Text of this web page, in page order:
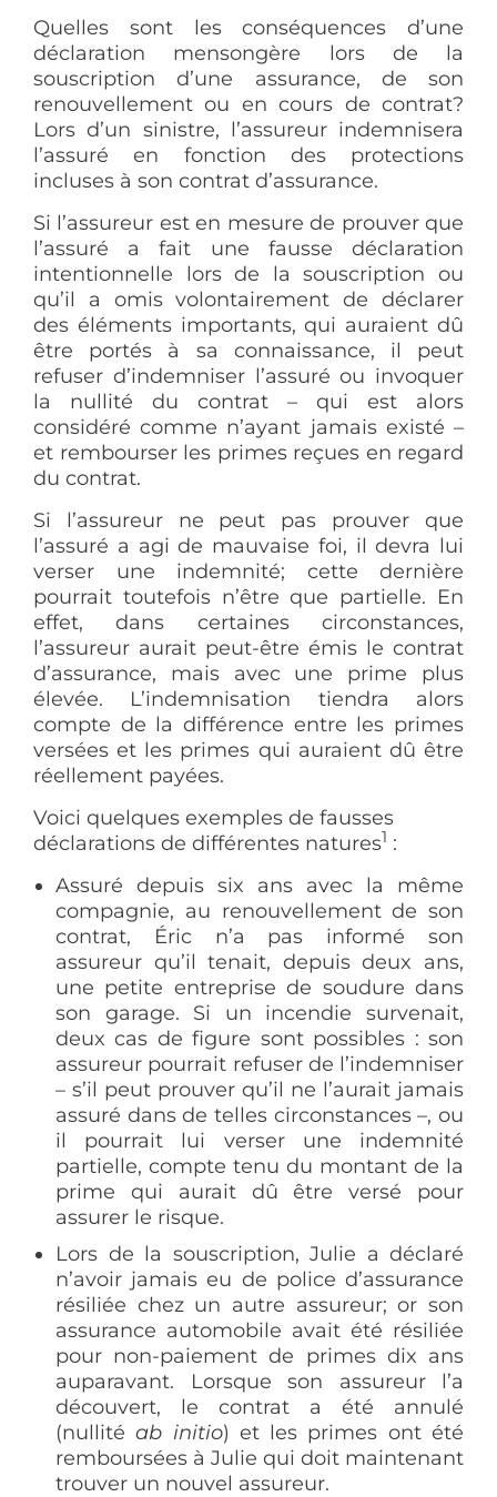
Quelles sont les conséquences d’une
déclaration mensongère lors de la
souscription d’une assurance, de son
renouvellement ou en cours de contrat?
Lors d’un sinistre, l’assureur indemnisera
l’assuré en fonction des protections
incluses à son contrat d’assurance.
Si l’assureur est en mesure de prouver que
l’assuré a fait une fausse déclaration
intentionnelle lors de la souscription ou
qu’il a omis volontairement de déclarer
des éléments importants, qui auraient dû
être portés à sa connaissance, il peut
refuser d’indemniser l’assuré ou invoquer
la nullité du contrat – qui est alors
considéré comme n’ayant jamais existé –
et rembourser les primes reçues en regard
du contrat.
Si l’assureur ne peut pas prouver que
l’assuré a agi de mauvaise foi, il devra lui
verser une indemnité; cette dernière
pourrait toutefois n’être que partielle. En
effet, dans certaines circonstances,
l’assureur aurait peut-être émis le contrat
d’assurance, mais avec une prime plus
élevée. L’indemnisation tiendra alors
compte de la différence entre les primes
versées et les primes qui auraient dû être
réellement payées.
Voici quelques exemples de fausses
déclarations de différentes natures1 :
Assuré depuis six ans avec la même
compagnie, au renouvellement de son
contrat, Éric n’a pas informé son
assureur qu’il tenait, depuis deux ans,
une petite entreprise de soudure dans
son garage. Si un incendie survenait,
deux cas de figure sont possibles : son
assureur pourrait refuser de l’indemniser
– s’il peut prouver qu’il ne l’aurait jamais
assuré dans de telles circonstances –, ou
il pourrait lui verser une indemnité
partielle, compte tenu du montant de la
prime qui aurait dû être versé pour
assurer le risque.
Lors de la souscription, Julie a déclaré
n’avoir jamais eu de police d’assurance
résiliée chez un autre assureur; or son
assurance automobile avait été résiliée
pour non-paiement de primes dix ans
auparavant. Lorsque son assureur l’a
découvert, le contrat a été annulé
(nullitéab initio) et les primes ont été
remboursées à Julie qui doit maintenant
trouver un nouvel assureur.